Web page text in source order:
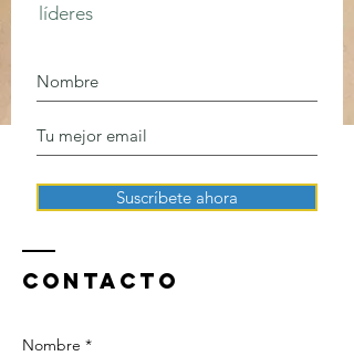
líderes
Suscríbete ahora
Contacto
Nombre *